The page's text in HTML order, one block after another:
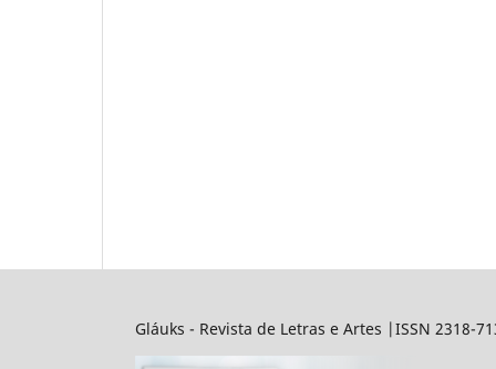
Gláuks - Revista de Letras e Artes |ISSN 2318-